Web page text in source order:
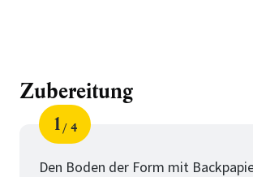
Zubereitung
Schritt
1
von
4
Den Boden der Form mit